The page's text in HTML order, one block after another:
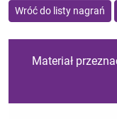
Wróć do listy nagrań
Materiał